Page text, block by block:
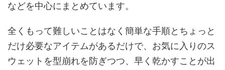
などを中心にまとめています。
全くもって難しいことはなく簡単な手順とちょっと
だけ必要なアイテムがあるだけで、お気に入りのス
ウェットを型崩れを防ぎつつ、早く乾かすことが出